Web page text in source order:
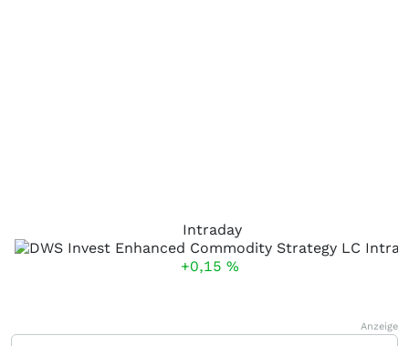
Intraday
+0,15 %
Anzeige